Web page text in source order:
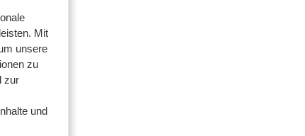
Mit
unsere
zu
zur
und